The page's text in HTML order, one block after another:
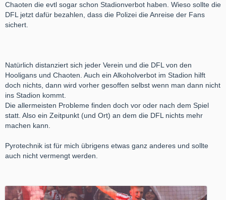
Chaoten die evtl sogar schon Stadionverbot haben. Wieso sollte die
DFL jetzt dafür bezahlen, dass die Polizei die Anreise der Fans
sichert.
Natürlich distanziert sich jeder Verein und die DFL von den
Hooligans und Chaoten. Auch ein Alkoholverbot im Stadion hilft
doch nichts, dann wird vorher gesoffen selbst wenn man dann nicht
ins Stadion kommt.
Die allermeisten Probleme finden doch vor oder nach dem Spiel
statt. Also ein Zeitpunkt (und Ort) an dem die DFL nichts mehr
machen kann.
Pyrotechnik ist für mich übrigens etwas ganz anderes und sollte
auch nicht vermengt werden.